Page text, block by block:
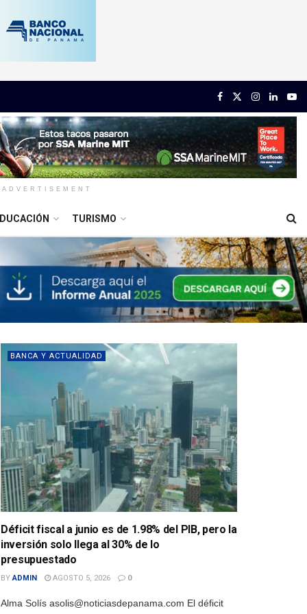
ADVERTISEMENT
TURISMO
BANCA Y ACTUALIDAD
Déficit fiscal a junio es de 1.98% del PIB, pero la
inversión solo llega al 30% de lo
presupuestado
BY ADMIN AGOSTO 5, 2026 0
Alma Solís asolis@noticiasdepanama.com El déficit